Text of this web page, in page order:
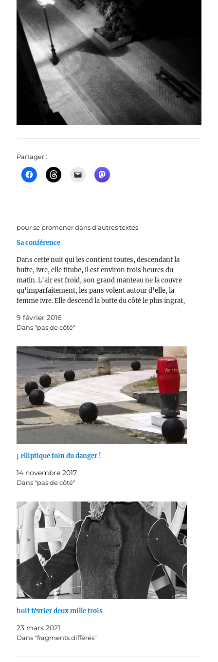
Partager :
pour se promener dans d'autres textes
Sa conférence
Dans cette nuit qui les contient toutes, descendant la
butte, ivre, elle titube, il est environ trois heures du
matin. L'air est froid, son grand manteau ne la couvre
qu'imparfaitement, les pans volent autour d'elle, la
femme ivre. Elle descend la butte du côté le plus ingrat,
9 février 2016
Dans "pas de côté"
¡ elliptique foin du danger !
14 novembre 2017
Dans "pas de côté"
huit février deux mille trois
23 mars 2021
Dans "fragments différés"